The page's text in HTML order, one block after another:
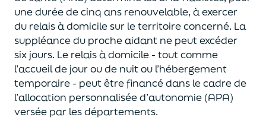
une durée de cinq ans renouvelable, à exercer
du relaisà domicile sur le territoire concerné. La
suppléance du proche aidant ne peut excéder
six jours. Le relaisà domicile - toutcomme
l’accueil de jour ou de nuit ou l’hébergement
temporaire - peut être financédans le cadre de
l’allocation personnalisée d’autonomie (APA)
versée par les départements.